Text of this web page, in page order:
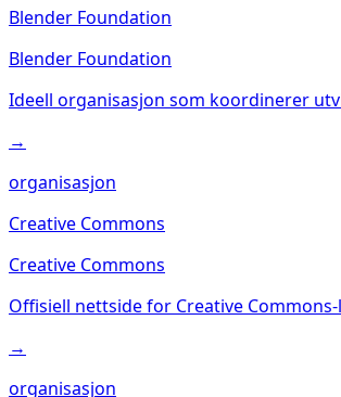
Blender Foundation
Blender Foundation
Ideell organisasjon som koordinerer
→
organisasjon
Creative Commons
Creative Commons
Offisiell nettside for Creative
→
organisasjon